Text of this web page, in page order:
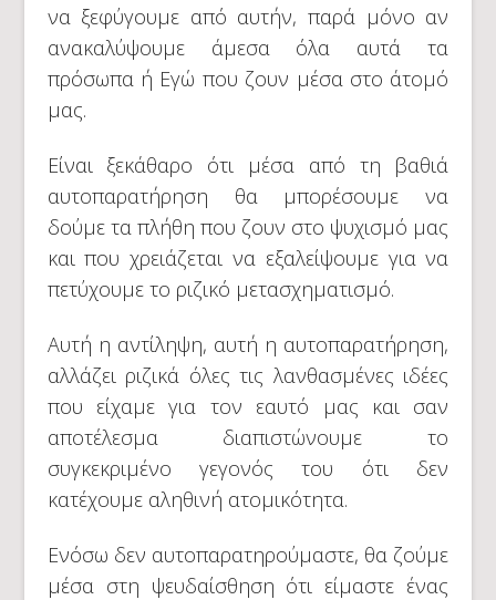
να ξεφύγουμε από αυτήν, παρά μόνο αν
ανακαλύψουμε άμεσα όλα αυτά τα
πρόσωπα ή Εγώ που ζουν μέσα στο άτομό
μας.
Είναι ξεκάθαρο ότι μέσα από τη βαθιά
αυτοπαρατήρηση θα μπορέσουμε να
δούμε τα πλήθη που ζουν στο ψυχισμό μας
και που χρειάζεται να εξαλείψουμε για να
πετύχουμε το ριζικό μετασχηματισμό.
Αυτή η αντίληψη, αυτή η αυτοπαρατήρηση,
αλλάζει ριζικά όλες τις λανθασμένες ιδέες
που είχαμε για τον εαυτό μας και σαν
αποτέλεσμα διαπιστώνουμε το
συγκεκριμένο γεγονός του ότι δεν
κατέχουμε αληθινή ατομικότητα.
Ενόσω δεν αυτοπαρατηρούμαστε, θα ζούμε
μέσα στη ψευδαίσθηση ότι είμαστε ένας